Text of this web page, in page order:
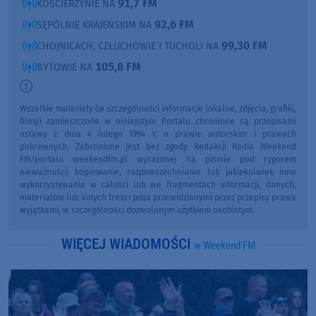
KOŚCIERZYNIE NA 91,7 FM
SĘPÓLNIE KRAJEŃSKIM NA 92,6 FM
CHOJNICACH, CZŁUCHOWIE I TUCHOLI NA 99,30 FM
BYTOWIE NA 105,8 FM
Wszelkie materiały (w szczególności informacje lokalne, zdjęcia, grafiki,
filmy) zamieszczone w niniejszym Portalu chronione są przepisami
ustawy z dnia 4 lutego 1994 r. o prawie autorskim i prawach
pokrewnych. Zabronione jest bez zgody Redakcji Radia Weekend
FM/portalu weekendfm.pl wyrażonej na piśmie pod rygorem
nieważności: kopiowanie, rozpowszechnianie lub jakiekolwiek inne
wykorzystywanie w całości lub we fragmentach informacji, danych,
materiałów lub innych treści poza przewidzianymi przez przepisy prawa
wyjątkami, w szczególności dozwolonym użytkiem osobistym.
WIĘCEJ WIADOMOŚCI w Weekend FM